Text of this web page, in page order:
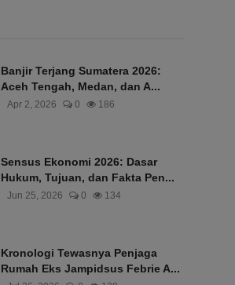
Banjir Terjang Sumatera 2026:
Aceh Tengah, Medan, dan A...
Apr 2, 2026 0 186
Sensus Ekonomi 2026: Dasar
Hukum, Tujuan, dan Fakta Pen...
Jun 25, 2026 0 134
Kronologi Tewasnya Penjaga
Rumah Eks Jampidsus Febrie A...